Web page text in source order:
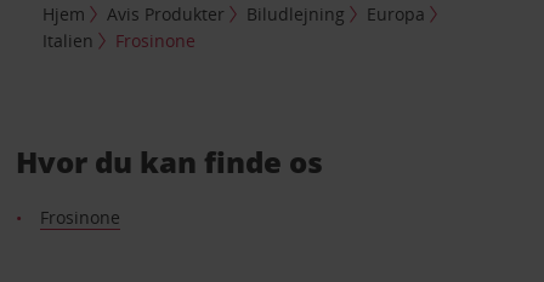
Hjem Avis Produkter Biludlejning
Europa
Italien
Frosinone
Hvor du kan finde os
Frosinone